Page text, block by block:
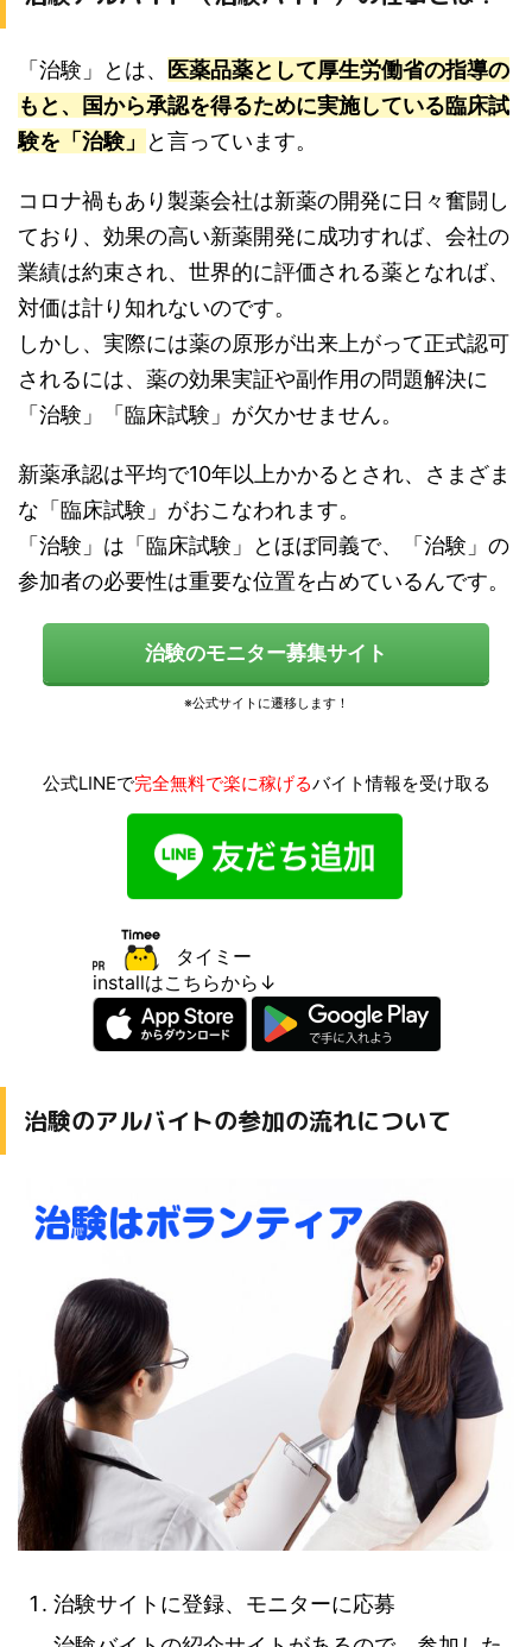
「治験」とは、
医薬品薬として厚生労働省の指導の
もと、国から承認を得るために実施している臨床試
験を「治験」
と言っています。
コロナ禍もあり製薬会社は新薬の開発に日々奮闘し
ており、効果の高い新薬開発に成功すれば、会社の
業績は約束され、世界的に評価される薬となれば、
対価は計り知れないのです。
しかし、実際には薬の原形が出来上がって正式認可
されるには、薬の効果実証や副作用の問題解決に
「治験」「臨床試験」が欠かせません。
新薬承認は平均で10年以上かかるとされ、さまざま
な「臨床試験」がおこなわれます。
「治験」は「臨床試験」とほぼ同義で、「治験」の
参加者の必要性は重要な位置を占めているんです。
治験のモニター募集サイト
公式LINEで完全無料で楽に稼げるバイト情報を受け取る
タイミー
installはこちらから↓
治験のアルバイトの参加の流れについて
治験サイトに登録、モニターに応募